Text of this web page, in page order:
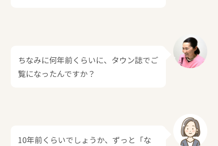
ちなみに何年前くらいに、タウン誌でご
覧になったんですか？
10年前くらいでしょうか、ずっと「な